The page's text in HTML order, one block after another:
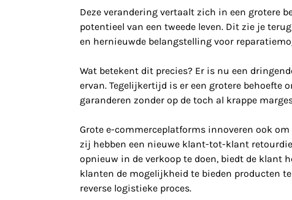
Deze verandering vertaalt zich in een grotere
potentieel van een tweede leven. Dit zie je
en hernieuwde belangstelling voor
Wat betekent dit precies? Er is nu een
ervan. Tegelijkertijd is er een grotere behoefte
garanderen zonder op de toch al krappe
Grote e-commerceplatforms innoveren ook
zij hebben een nieuwe klant-tot-klant
opnieuw in de verkoop te doen, biedt de klant
klanten de mogelijkheid te bieden producten
reverse logistieke proces.